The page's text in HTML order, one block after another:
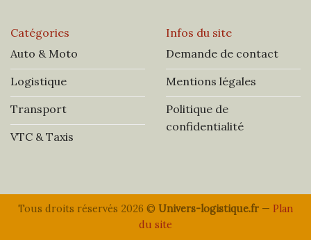
Catégories
Auto & Moto
Logistique
Transport
VTC & Taxis
Infos du site
Demande de contact
Mentions légales
Politique de
confidentialité
Tous droits réservés 2026 © Univers-logistique.fr — Plan
du site